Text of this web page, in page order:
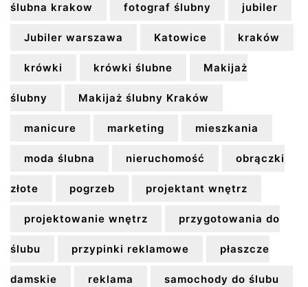
ślubna krakow fotograf ślubny jubiler
Jubiler warszawa Katowice kraków
krówki krówki ślubne Makijaż
ślubny Makijaż ślubny Kraków
manicure marketing mieszkania
moda ślubna nieruchomość obrączki
złote pogrzeb projektant wnętrz
projektowanie wnętrz przygotowania do
ślubu przypinki reklamowe płaszcze
damskie reklama samochody do ślubu